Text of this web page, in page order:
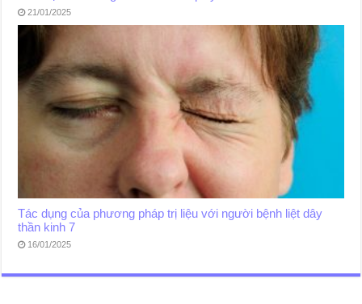
21/01/2025
Tác dụng của phương pháp trị liệu với người bệnh liệt dây
thần kinh 7
16/01/2025